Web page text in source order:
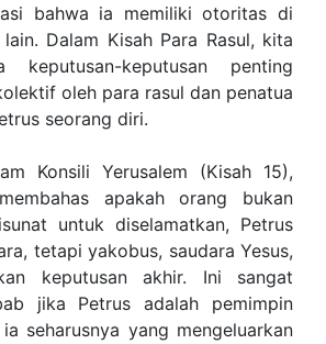
bahwa ia memiliki otoritas di
Dalam Kisah Para Rasul, kita
keputusan-keputusan penting
oleh para rasul dan penatua
seorang diri.
Konsili Yerusalem (Kisah 15),
apakah orang bukan
untuk diselamatkan, Petrus
tetapi yakobus, saudara Yesus,
keputusan akhir. Ini sangat
jika Petrus adalah pemimpin
seharusnya yang mengeluarkan